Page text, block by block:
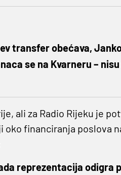
transfer obećava,
se na Kvarneru –
ali za Radio Rijeku je
financiranja poslova
reprezentacija